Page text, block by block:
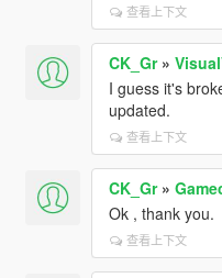
查看上下文
CK_Gr»
I guess it's
updated.
查看上下文
CK_Gr»
Ok , thank you.
查看上下文